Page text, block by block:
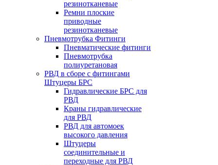
резинотканевые
Ремни плоские
приводные
резинотканевые
Пневмотрубка Фитинги
Пневматические фитинги
Пневмотрубка
полиуретановая
РВД в сборе с фитингами
Штуцеры БРС
Гидравлические БРС для
РВД
Краны гидравлические
для РВД
РВД для автомоек
высокого давления
Штуцеры
соединительные и
переходные для РВД